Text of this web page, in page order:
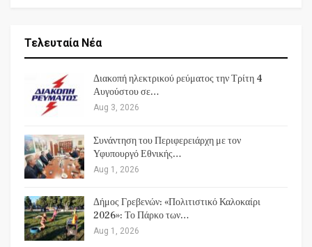
Τελευταία Νέα
Διακοπή ηλεκτρικού ρεύματος την Τρίτη 4
Αυγούστου σε…
Aug 3, 2026
Συνάντηση του Περιφερειάρχη με τον
Υφυπουργό Εθνικής…
Aug 1, 2026
Δήμος Γρεβενών: «Πολιτιστικό Καλοκαίρι
2026»: Το Πάρκο των…
Aug 1, 2026